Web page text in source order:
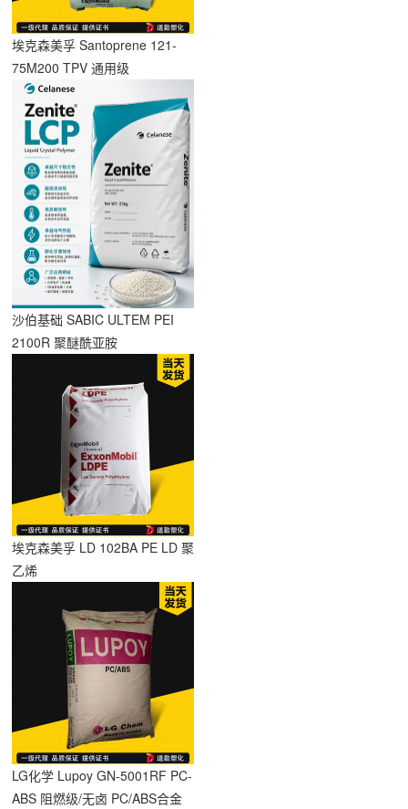
签
埃克森美孚 Santoprene 121-
75M200 TPV 通用级
沙伯基础 SABIC ULTEM PEI
2100R 聚醚酰亚胺
埃克森美孚 LD 102BA PE LD 聚
乙烯
LG化学 Lupoy GN-5001RF PC-
ABS 阻燃级/无卤 PC/ABS合金